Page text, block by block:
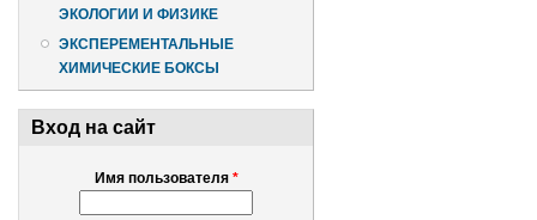
ЭКОЛОГИИ И ФИЗИКЕ
ЭКСПЕРЕМЕНТАЛЬНЫЕ
ХИМИЧЕСКИЕ БОКСЫ
Вход на сайт
Имя пользователя *